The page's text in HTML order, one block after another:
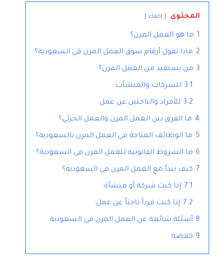
المحتوى إخفاء
1 ما هو العمل المرن؟
2 ماذا تقول أرقام سوق العمل المرن في السعودية؟
3 من يستفيد من العمل المرن؟
3.1 للشركات والمنشآت
3.2 للأفراد والباحثين عن عمل
4 ما الفرق بين العمل المرن والعمل الجزئي؟
5 ما الوظائف المتاحة في العمل المرن بالسعودية؟
6 ما الشروط القانونية للعمل المرن في السعودية؟
7 كيف تبدأ مع العمل المرن في السعودية؟
7.1 إذا كنت شركة أو منشأة:
7.2 إذا كنت فرداً باحثاً عن عمل:
8 أسئلة شائعة عن العمل المرن في السعودية
9 خلاصة